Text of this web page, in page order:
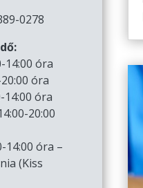
0278
14:00 óra
óra
14:00 óra
20:00
14:00 óra –
(Kiss